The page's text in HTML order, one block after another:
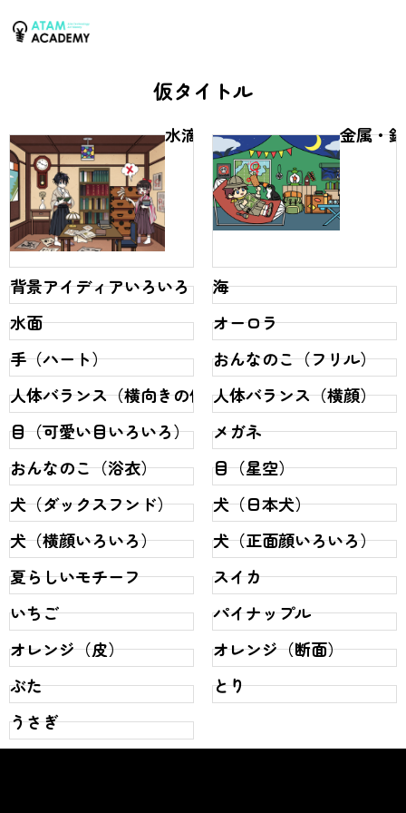
仮タイトル
水滴 金属・
背景アイディアいろいろ
海
水面
オーロラ
手（ハート）
おんなのこ（フリル）
人体バランス（横向きの体）人体バランス（横顔）
目（可愛い目いろいろ）
メガネ
おんなのこ（浴衣）
目（星空）
犬（ダックスフンド）
犬（日本犬）
犬（横顔いろいろ）
犬（正面顔いろいろ）
夏らしいモチーフ
スイカ
いちご
パイナップル
オレンジ（皮）
オレンジ（断面）
ぶた
とり
うさぎ